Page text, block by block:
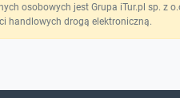
osobowych jest Grupa iTur.pl sp. z
handlowych drogą elektroniczną.